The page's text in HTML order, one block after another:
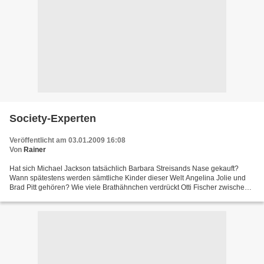
Society-Experten
Veröffentlicht am 03.01.2009 16:08
Von Rainer
Hat sich Michael Jackson tatsächlich Barbara Streisands Nase gekauft?
Wann spätestens werden sämtliche Kinder dieser Welt Angelina Jolie und
Brad Pitt gehören? Wie viele Brathähnchen verdrückt Otti Fischer zwischen